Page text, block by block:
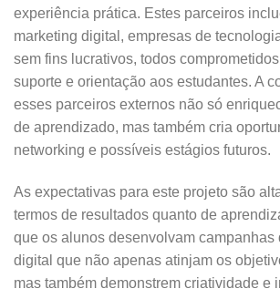
experiência prática. Estes parceiros
marketing digital, empresas de
sem fins lucrativos, todos
suporte e orientação aos estudantes. A
esses parceiros externos não só
de aprendizado, mas também cria
networking e possíveis estágios futuros.
As expectativas para este projeto são
termos de resultados quanto de
que os alunos desenvolvam campanhas
digital que não apenas atinjam os
mas também demonstrem criatividade e